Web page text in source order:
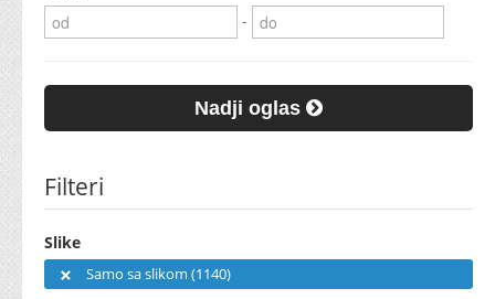
-
Nadji oglas
Filteri
Slike
Samo sa slikom (1140)